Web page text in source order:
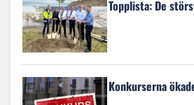
Topplista: De
Konkurserna